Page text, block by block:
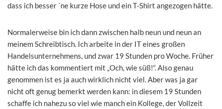
dass ich besser ´ne kurze Hose und ein T-Shirt angezogen hätte.
Normalerweise bin ich dann zwischen halb neun und neun an
meinem Schreibtisch. Ich arbeite in der IT eines großen
Handelsunternehmens, und zwar 19 Stunden pro Woche. Früher
hätte ich das kommentiert mit „Och, wie süß!“. Also genau
genommen ist es ja auch wirklich nicht viel. Aber was ja gar
nicht oft genug bemerkt werden kann: in diesem 19 Stunden
schaffe ich nahezu so viel wie manch ein Kollege, der Vollzeit